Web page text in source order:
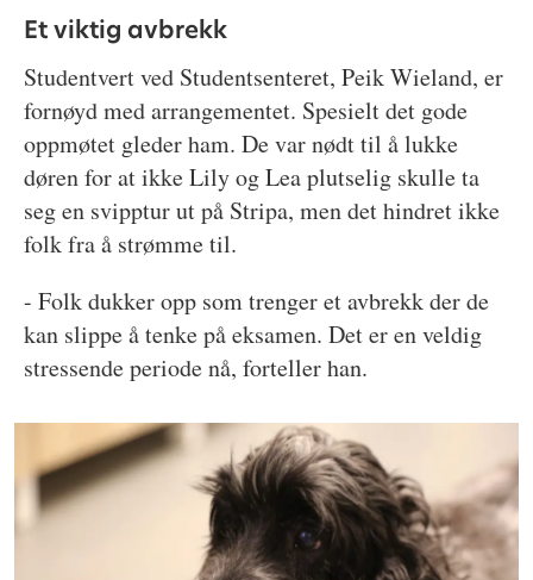
Et viktig avbrekk
Studentvert ved Studentsenteret, Peik Wieland, er
fornøyd med arrangementet. Spesielt det gode
oppmøtet gleder ham. De var nødt til å lukke
døren for at ikke Lily og Lea plutselig skulle ta
seg en svipptur ut på Stripa, men det hindret ikke
folk fra å strømme til.
- Folk dukker opp som trenger et avbrekk der de
kan slippe å tenke på eksamen. Det er en veldig
stressende periode nå, forteller han.